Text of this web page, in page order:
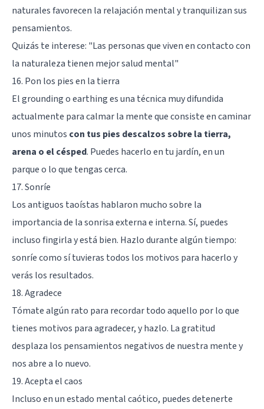
naturales favorecen la relajación mental y tranquilizan sus
pensamientos.
Quizás te interese: "Las personas que viven en contacto con
la naturaleza tienen mejor salud mental"
16. Pon los pies en la tierra
El grounding o earthing es una técnica muy difundida
actualmente para calmar la mente que consiste en caminar
unos minutos con tus pies descalzos sobre la tierra,
arena o el césped. Puedes hacerlo en tu jardín, en un
parque o lo que tengas cerca.
17. Sonríe
Los antiguos taoístas hablaron mucho sobre la
importancia de la sonrisa externa e interna. Sí, puedes
incluso fingirla y está bien. Hazlo durante algún tiempo:
sonríe como sí tuvieras todos los motivos para hacerlo y
verás los resultados.
18. Agradece
Tómate algún rato para recordar todo aquello por lo que
tienes motivos para agradecer, y hazlo. La gratitud
desplaza los pensamientos negativos de nuestra mente y
nos abre a lo nuevo.
19. Acepta el caos
Incluso en un estado mental caótico, puedes detenerte